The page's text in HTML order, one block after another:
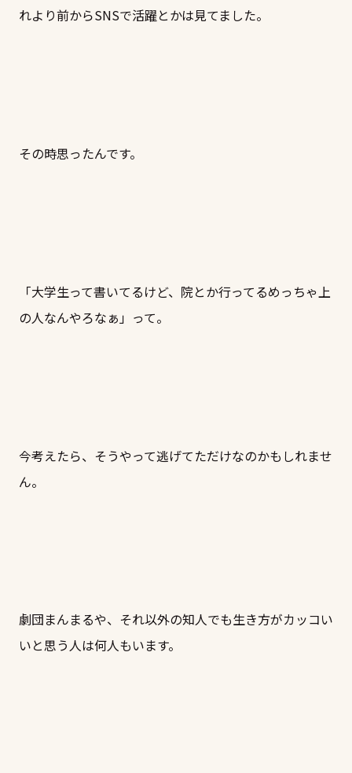
れより前からSNSで活躍とかは見てました。
その時思ったんです。
「大学生って書いてるけど、院とか行ってるめっちゃ上
の人なんやろなぁ」って。
今考えたら、そうやって逃げてただけなのかもしれませ
ん。
劇団まんまるや、それ以外の知人でも生き方がカッコい
いと思う人は何人もいます。